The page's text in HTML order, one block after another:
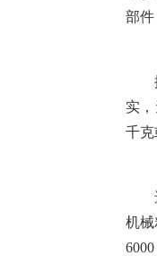
部
实
千
机
6000